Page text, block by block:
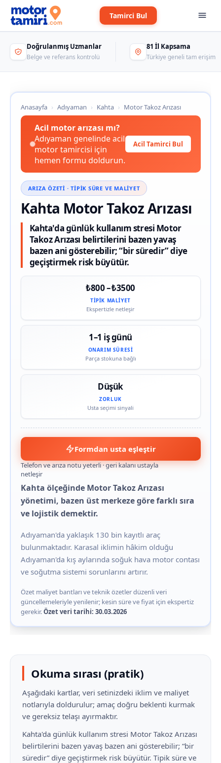
Tamirci Bul
Doğrulanmış Uzmanlar
Belge ve referans kontrolü
81 İl Kapsama
Türkiye geneli tam erişim
Anasayfa › Adıyaman › Kahta › Motor Takoz Arızası
Acil motor arızası mı?
Adıyaman genelinde acil
motor tamircisi için
hemen formu doldurun.
Acil Tamirci Bul
ARIZA ÖZETI · TIPIK SÜRE VE MALIYET
Kahta Motor Takoz Arızası
Kahta'da günlük kullanım stresi Motor
Takoz Arızası belirtilerini bazen yavaş
bazen ani gösterebilir; “bir süredir” diye
geçiştirmek risk büyütür.
₺800 – ₺3500
TIPIK MALIYET
Ekspertizle netleşir
1–1 iş günü
ONARIM SÜRESI
Parça stokuna bağlı
Düşük
ZORLUK
Usta seçimi sinyali
Formdan usta eşleştir
Telefon ve arıza notu yeterli · geri kalanı ustayla
netleşir
Kahta ölçeğinde Motor Takoz Arızası
yönetimi, bazen üst merkeze göre farklı sıra
ve lojistik demektir.
Adıyaman'da yaklaşık 130 bin kayıtlı araç
bulunmaktadır. Karasal iklimin hâkim olduğu
Adıyaman'da kış aylarında soğuk hava motor contası
ve soğutma sistemi sorunlarını artırır.
Özet maliyet bantları ve teknik özetler düzenli veri
güncellemeleriyle yenilenir; kesin süre ve fiyat için ekspertiz
gerekir.Özet veri tarihi: 30.03.2026
Okuma sırası (pratik)
Aşağıdaki kartlar, veri setinizdeki iklim ve maliyet
notlarıyla doldurulur; amaç doğru beklenti kurmak
ve gereksiz telaşı ayırmaktır.
Kahta'da günlük kullanım stresi Motor Takoz Arızası
belirtilerini bazen yavaş bazen ani gösterebilir; “bir
süredir” diye geçiştirmek risk büyütür. Tipik süre ve